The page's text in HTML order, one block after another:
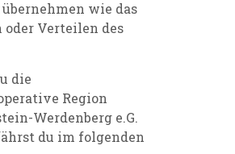
wie das
oder Verteilen des
die
Region
Werdenberg e.G.
du im folgenden